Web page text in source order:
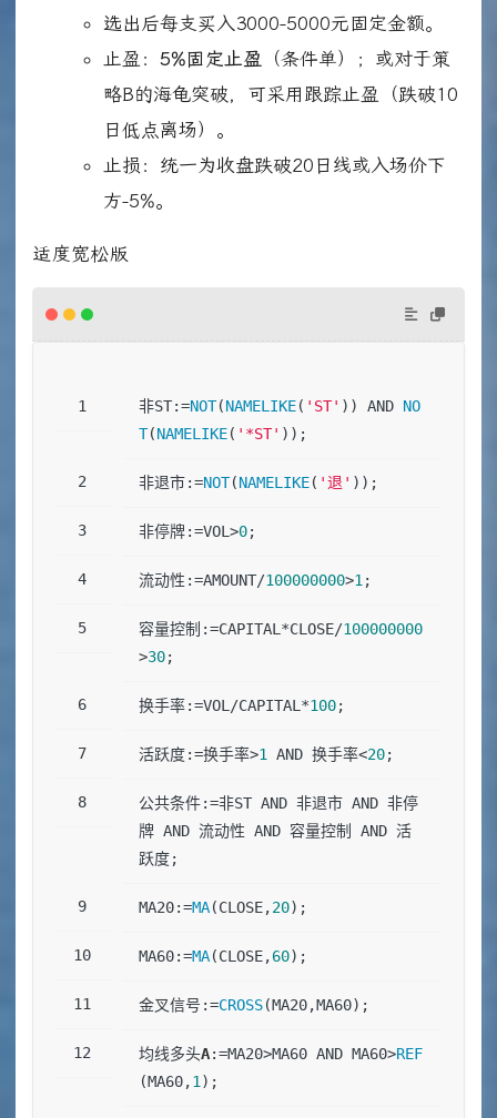
选出后每支买入3000-5000元固定金额。
止盈：5%固定止盈 （条件单）；或对于策
略B的海龟突破，可采用跟踪止盈（跌破10
日低点离场）。
止损：统一为收盘跌破20日线或入场价下
方-5%。
适度宽松版
非ST:=NOT(NAMELIKE( 'ST' )) AND NO
T(NAMELIKE( '*ST' ));
非退市:=NOT(NAMELIKE( '退' ));
非停牌:=VOL>0;
流动性:=AMOUNT/100000000>1 ;
容量控制:=CAPITAL*CLOSE/100000000
>30;
换手率:=VOL/CAPITAL*100;
活跃度:=换手率>1 AND 换手率<20;
公共条件:=非ST AND 非退市 AND 非停
牌 AND 流动性 AND 容量控制 AND 活
跃度;
MA20:=MA(CLOSE,20);
MA60:=MA(CLOSE,60);
金叉信号:=CROSS(MA20,MA60);
均线多头A:=MA20>MA60 AND MA60>REF
(MA60,1 );